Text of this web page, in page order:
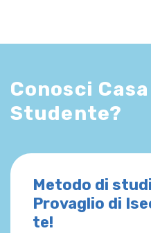
Conosci
Studente?
Metodo di
Provaglio di
te!